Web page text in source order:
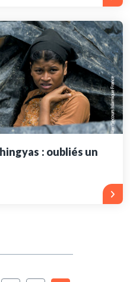
: oubliés un